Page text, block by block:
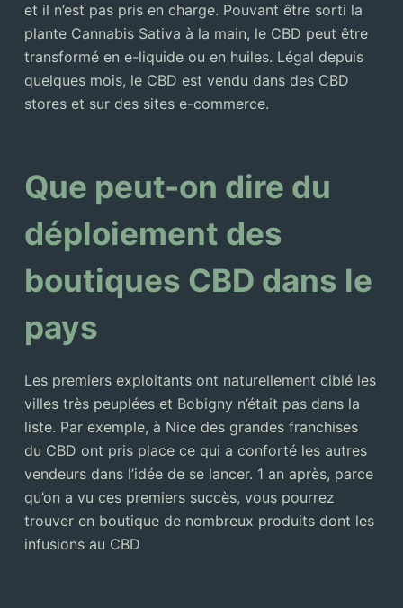
et il n’est pas pris en charge. Pouvant être sorti la
plante Cannabis Sativa à la main, le CBD peut être
transformé en e-liquide ou en huiles. Légal depuis
quelques mois, le CBD est vendu dans des CBD
stores et sur des sites e-commerce.
Que peut-on dire du
déploiement des
boutiques CBD dans le
pays
Les premiers exploitants ont naturellement ciblé les
villes très peuplées et Bobigny n’était pas dans la
liste. Par exemple, à Nice des grandes franchises
du CBD ont pris place ce qui a conforté les autres
vendeurs dans l’idée de se lancer. 1 an après, parce
qu’on a vu ces premiers succès, vous pourrez
trouver en boutique de nombreux produits dont les
infusions au CBD